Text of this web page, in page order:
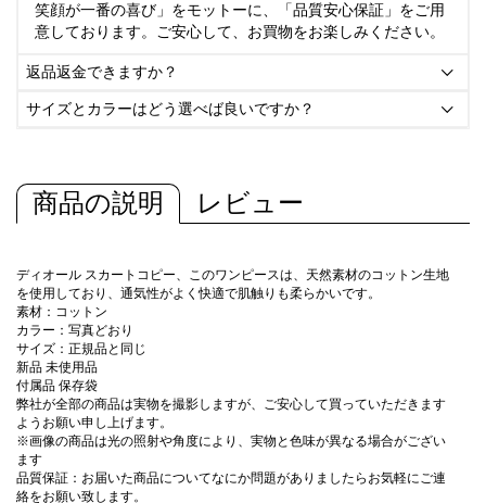
笑顔が一番の喜び」をモットーに、「品質安心保証」をご用
意しております。ご安心して、お買物をお楽しみください。
返品返金できますか？ 
サイズとカラーはどう選べば良いですか？ 
商品の説明 レビュー
ディオール スカートコピー、このワンピースは、天然素材のコットン生地
を使用しており、通気性がよく快適で肌触りも柔らかいです。
素材：コットン
カラー：写真どおり
サイズ：正規品と同じ
新品 未使用品
付属品 保存袋
弊社が全部の商品は実物を撮影しますが、ご安心して買っていただきます
ようお願い申し上げます。
※画像の商品は光の照射や角度により、実物と色味が異なる場合がござい
ます
品質保証：お届いた商品についてなにか問題がありましたらお気軽にご連
絡をお願い致します。